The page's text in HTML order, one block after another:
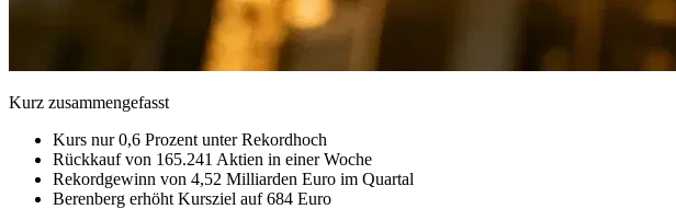
Kurz zusammengefasst
Kurs nur 0,6 Prozent unter Rekordhoch
Rückkauf von 165.241 Aktien in einer Woche
Rekordgewinn von 4,52 Milliarden Euro im Quartal
Berenberg erhöht Kursziel auf 684 Euro